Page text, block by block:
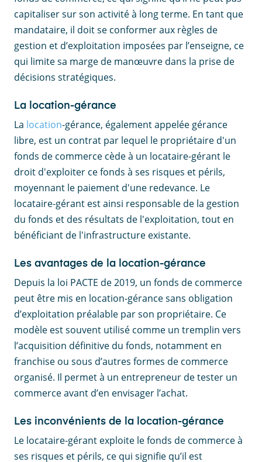
capitaliser sur son activité à long terme. En tant que
mandataire, il doit se conformer aux règles de
gestion et d’exploitation imposées par l’enseigne, ce
qui limite sa marge de manœuvre dans la prise de
décisions stratégiques.
La location-gérance
La location-gérance, également appelée gérance
libre, est un contrat par lequel le propriétaire d'un
fonds de commerce cède à un locataire-gérant le
droit d'exploiter ce fonds à ses risques et périls,
moyennant le paiement d'une redevance. Le
locataire-gérant est ainsi responsable de la gestion
du fonds et des résultats de l'exploitation, tout en
bénéficiant de l'infrastructure existante. ​
Les avantages de la location-gérance
Depuis la loi PACTE de 2019, un fonds de commerce
peut être mis en location-gérance sans obligation
d’exploitation préalable par son propriétaire. Ce
modèle est souvent utilisé comme un tremplin vers
l’acquisition définitive du fonds, notamment en
franchise ou sous d’autres formes de commerce
organisé. Il permet à un entrepreneur de tester un
commerce avant d’en envisager l’achat.
Les inconvénients de la location-gérance
Le locataire-gérant exploite le fonds de commerce à
ses risques et périls, ce qui signifie qu’il est